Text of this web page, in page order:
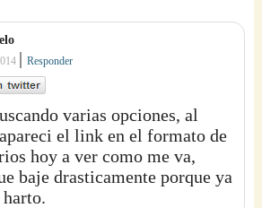
|Responder
varias opciones, al
el link en el formato de
hoy a ver como me va,
baje drasticamente porque ya